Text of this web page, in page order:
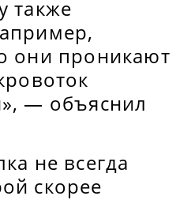
также
они проникают
— объяснил
не всегда
скорее